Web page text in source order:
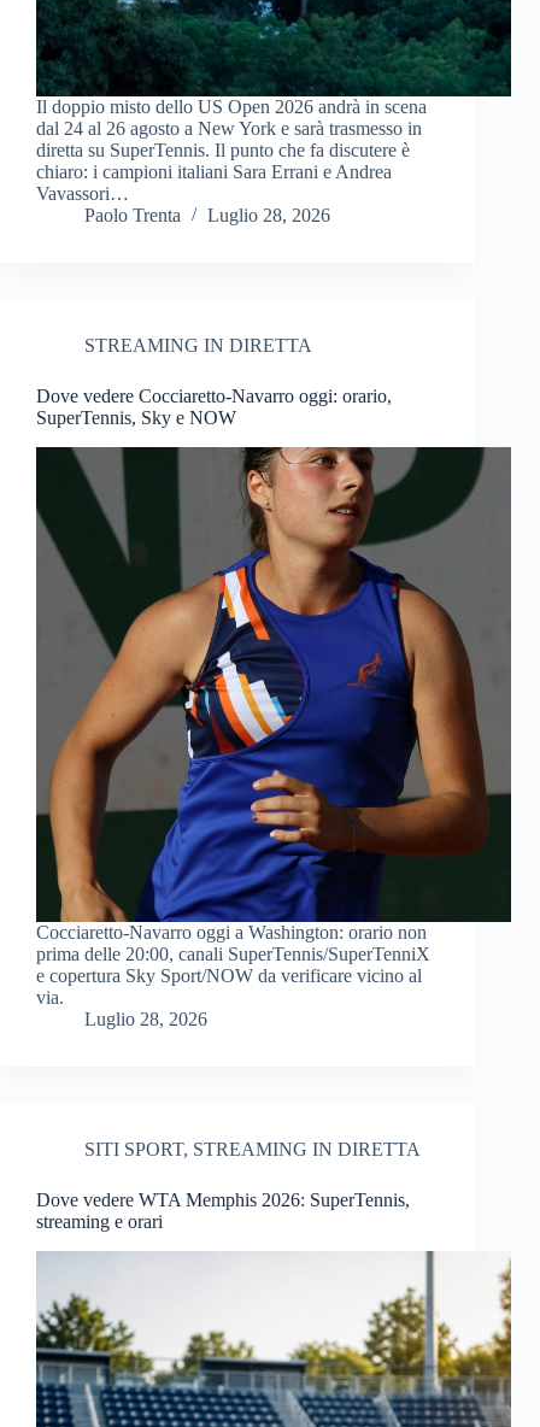
Il doppio misto dello US Open 2026 andrà in scena
dal 24 al 26 agosto a New York e sarà trasmesso in
diretta su SuperTennis. Il punto che fa discutere è
chiaro: i campioni italiani Sara Errani e Andrea
Vavassori…
Paolo Trenta
Luglio 28, 2026
STREAMING IN DIRETTA
Dove vedere Cocciaretto-Navarro oggi: orario,
SuperTennis, Sky e NOW
Cocciaretto-Navarro oggi a Washington: orario non
prima delle 20:00, canali SuperTennis/SuperTenniX
e copertura Sky Sport/NOW da verificare vicino al
via.
Luglio 28, 2026
SITI SPORT, STREAMING IN DIRETTA
Dove vedere WTA Memphis 2026: SuperTennis,
streaming e orari